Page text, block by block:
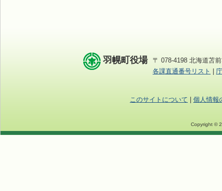
羽幌町役場
〒 078-4198 北海道苫
各課直通番号リスト
このサイトについて 個人情報
Copyright ©